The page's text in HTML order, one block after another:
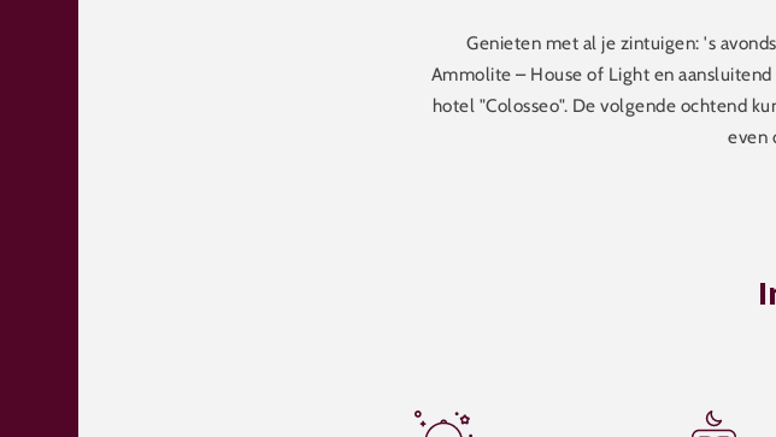
Genieten met al je zintuigen: 's
Ammolite – House of Light en
hotel "Colosseo". De volgende ochtend
even